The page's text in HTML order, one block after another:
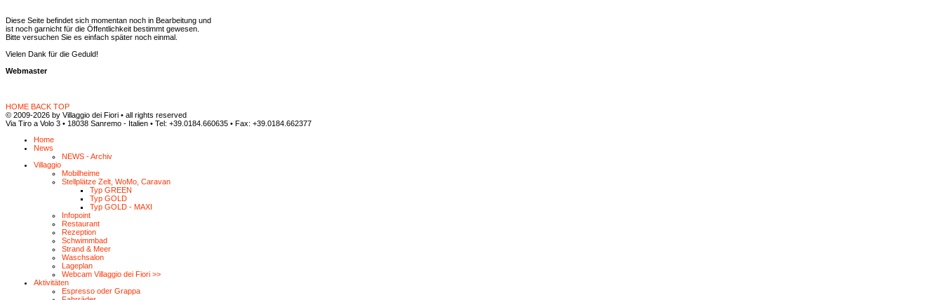
Diese Seite befindet sich momentan noch in Bearbeitung und
ist noch garnicht für die Öffentlichkeit bestimmt gewesen.
Bitte versuchen Sie es einfach später noch einmal.
Vielen Dank für die Geduld!
Webmaster
HOME BACK TOP
© 2009-2026 by Villaggio dei Fiori • all rights reserved
Via Tiro a Volo 3 • 18038 Sanremo - Italien • Tel: +39.0184.660635 • Fax: +39.0184.662377
Home
News
NEWS - Archiv
Villaggio
Mobilheime
Stellplätze Zelt, WoMo, Caravan
Typ GREEN
Typ GOLD
Typ GOLD - MAXI
Infopoint
Restaurant
Rezeption
Schwimmbad
Strand & Meer
Waschsalon
Lageplan
Webcam Villaggio dei Fiori >>
Aktivitäten
Espresso oder Grappa